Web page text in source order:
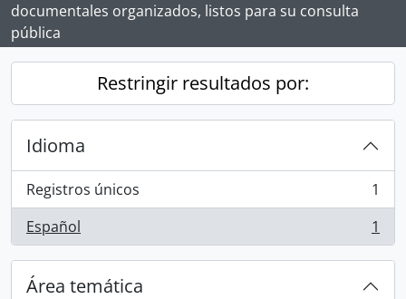
documentales organizados, listos para su consulta
pública
Restringir resultados por:
Idioma
Registros únicos
, 1 resultados
1
Español
, 1 resultados 1
Área temática